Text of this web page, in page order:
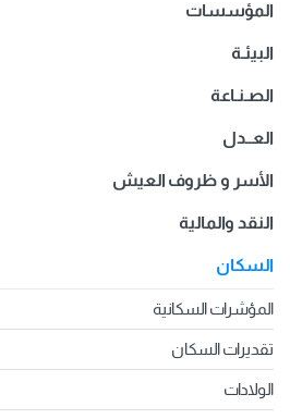
المؤسسات
البيئـة
الصـنـاعة
العــدل
الأسر و ظروف العيش
النقد والمالية
السكان
المؤشرات السكانية
تقديرات السكان
الولادات